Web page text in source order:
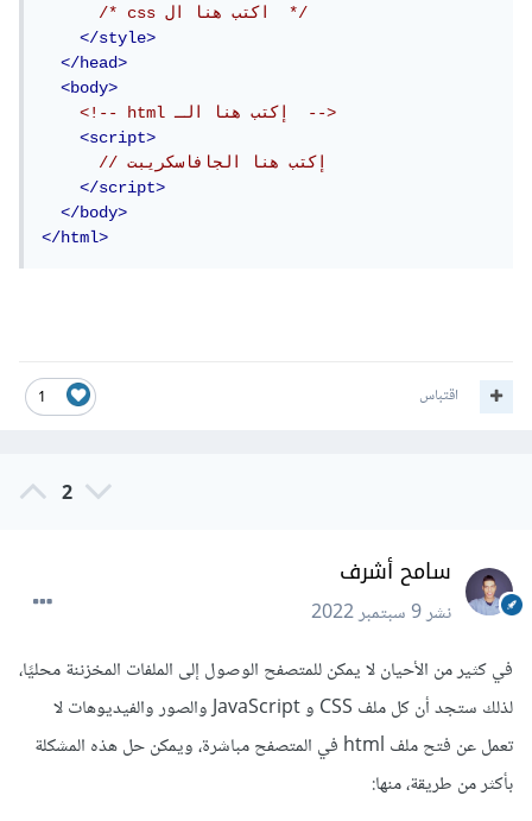
/* css اكتب هنا ال  */
</style>
</head>
<body>
<!-- html إكتب هنا الـ  -->
<script>
// إكتب هنا الجافاسكريبت
</script>
</body>
</html>
1 اقتباس
2
سامح أشرف
نشر9 سبتمبر 2022
في كثير من الأحيان لا يمكن للمتصفح الوصول إلى الملفات المخزننة محليًا،
لذلك ستجد أن كل ملف CSS و JavaScript والصور والفيديوهات لا
تعمل عن فتح ملف html في المتصفح مباشرة، ويمكن حل هذه المشكلة
بأكثر من طريقة، منها: